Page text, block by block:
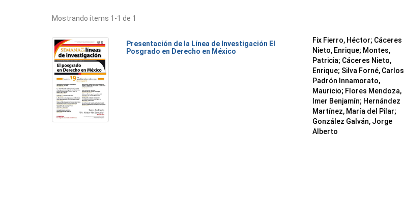
Mostrando ítems 1-1 de 1
Presentación de la Línea de Investigación El
Posgrado en Derecho en México
Fix Fierro, Héctor; Cáceres
Nieto, Enrique; Montes,
Patricia; Cáceres Nieto,
Enrique; Silva Forné, Carlos
Padrón Innamorato,
Mauricio; Flores Mendoza,
Imer Benjamín; Hernández
Martínez, María del Pilar;
González Galván, Jorge
Alberto